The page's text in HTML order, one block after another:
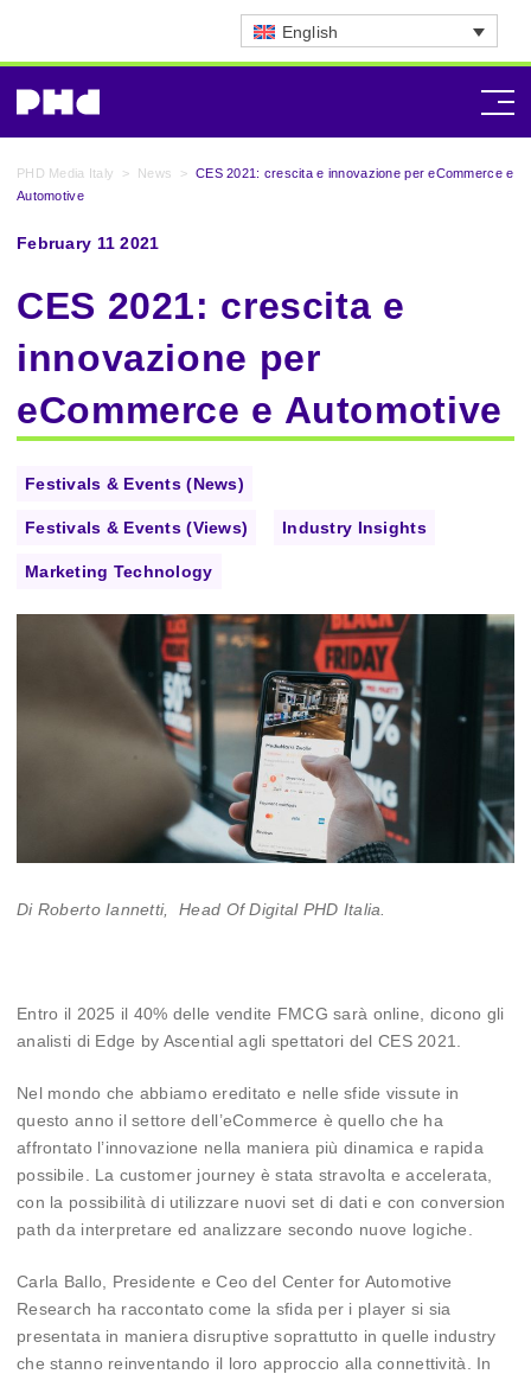
English
PHD Media Italy > News > CES 2021: crescita e innovazione per eCommerce e
Automotive
February 11 2021
CES 2021: crescita e
innovazione per
eCommerce e Automotive
Festivals & Events (News)
Festivals & Events (Views) Industry Insights
Marketing Technology
Di Roberto Iannetti, Head Of Digital PHD Italia.
Entro il 2025 il 40% delle vendite FMCG sarà online, dicono gli
analisti di Edge by Ascential agli spettatori del CES 2021.
Nel mondo che abbiamo ereditato e nelle sfide vissute in
questo anno il settore dell’eCommerce è quello che ha
affrontato l’innovazione nella maniera più dinamica e rapida
possibile. La customer journey è stata stravolta e accelerata,
con la possibilità di utilizzare nuovi set di dati e con conversion
path da interpretare ed analizzare secondo nuove logiche.
Carla Ballo, Presidente e Ceo del Center for Automotive
Research ha raccontato come la sfida per i player si sia
presentata in maniera disruptive soprattutto in quelle industry
che stanno reinventando il loro approccio alla connettività. In